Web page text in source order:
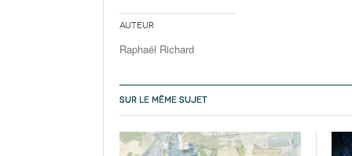
Auteur
Raphaël Richard
SUR LE MÊME SUJET